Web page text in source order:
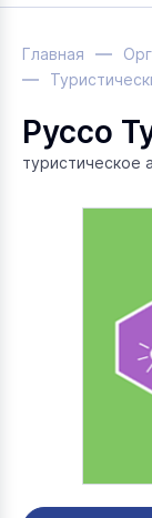
Главная
Руссо
туристическое